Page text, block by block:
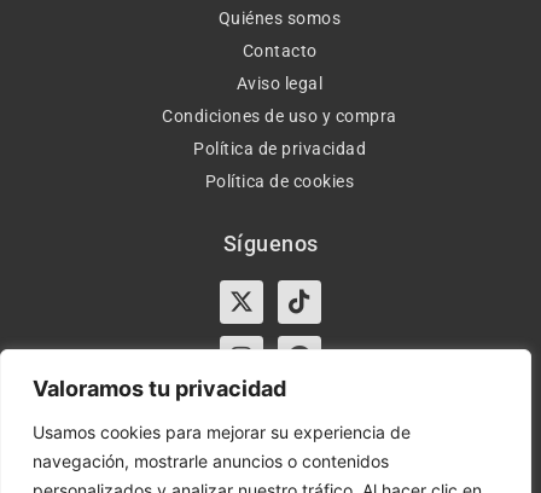
Valoramos tu privacidad
Usamos cookies para mejorar su experiencia de
navegación, mostrarle anuncios o contenidos
Quiénes somos
Contacto
Aviso legal
Condiciones de uso y compra
Política de privacidad
Política de cookies
Síguenos
X-
twitter
Tiktok
InstagramFacebook
Horario:
Lun-Vie de 10:00-13:30 y 17:00-20:00 – Sáb de